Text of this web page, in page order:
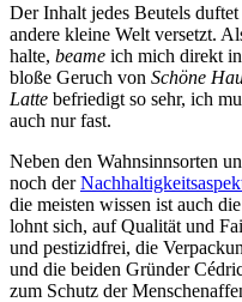
Der Inhalt jedes Beutels
andere kleine Welt versetzt.
halte, beame ich mich direkt
bloße Geruch von Schöne
Latte befriedigt so sehr, ich
auch nur fast.
Neben den Wahnsinnsorten
noch der
die meisten wissen ist auch
lohnt sich, auf Qualität und
und pestizidfrei, die
und die beiden Gründer
zum Schutz der